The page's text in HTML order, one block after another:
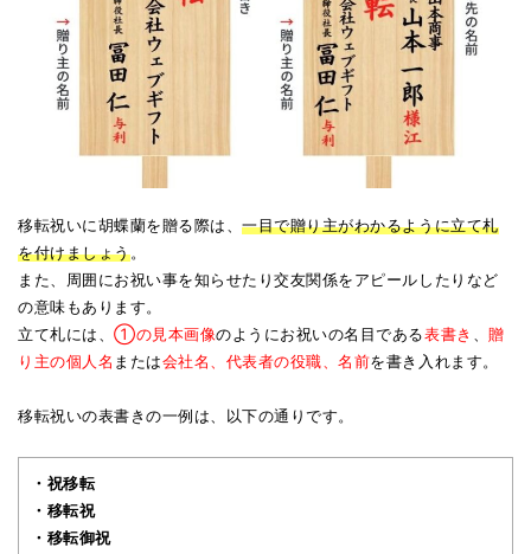
移転祝いに胡蝶蘭を贈る際は、一目で贈り主がわかるように立て札
を付けましょう。
また、周囲にお祝い事を知らせたり交友関係をアピールしたりなど
の意味もあります。
立て札には、①の見本画像のようにお祝いの名目である表書き 、贈
り主の個人名 または会社名、代表者の役職、名前を書き入れます。
移転祝いの表書きの一例は、以下の通りです。
・祝移転
・移転祝
・移転御祝